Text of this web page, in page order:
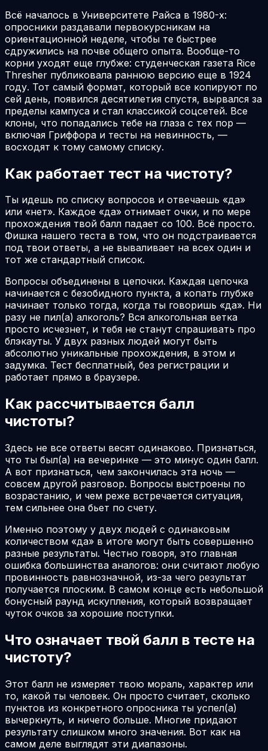
Всё началось в Университете Райса в 1980-х:
опросники раздавали первокурсникам на
ориентационной неделе, чтобы те быстрее
сдружились на почве общего опыта. Вообще-то
корни уходят еще глубже: студенческая газета Rice
Thresher публиковала раннюю версию еще в 1924
году. Тот самый формат, который все копируют по
сей день, появился десятилетия спустя, вырвался за
пределы кампуса и стал классикой соцсетей. Все
клоны, что попадались тебе на глаза с тех пор —
включая Гриффора и тесты на невинность, —
восходят к тому самому списку.
Как работает тест на чистоту?
Ты идешь по списку вопросов и отвечаешь «да»
или «нет». Каждое «да» отнимает очки, и по мере
прохождения твой балл падает со 100. Всё просто.
Фишка нашего теста в том, что он подстраивается
под твои ответы, а не вываливает на всех один и
тот же стандартный список.
Вопросы объединены в цепочки. Каждая цепочка
начинается с безобидного пункта, а копать глубже
начинает только тогда, когда ты говоришь «да». Ни
разу не пил(а) алкоголь? Вся алкогольная ветка
просто исчезнет, и тебя не станут спрашивать про
блэкауты. У двух разных людей могут быть
абсолютно уникальные прохождения, в этом и
задумка. Тест бесплатный, без регистрации и
работает прямо в браузере.
Как рассчитывается балл
чистоты?
Здесь не все ответы весят одинаково. Признаться,
что ты был(а) на вечеринке — это минус один балл.
А вот признаться, чем закончилась эта ночь —
совсем другой разговор. Вопросы выстроены по
возрастанию, и чем реже встречается ситуация,
тем сильнее она бьет по счету.
Именно поэтому у двух людей с одинаковым
количеством «да» в итоге могут быть совершенно
разные результаты. Честно говоря, это главная
ошибка большинства аналогов: они считают любую
провинность равнозначной, из-за чего результат
получается плоским. В самом конце есть небольшой
бонусный раунд искупления, который возвращает
чуток очков за хорошие поступки.
Что означает твой балл в тесте на
чистоту?
Этот балл не измеряет твою мораль, характер или
то, какой ты человек. Он просто считает, сколько
пунктов из конкретного опросника ты успел(а)
вычеркнуть, и ничего больше. Многие придают
результату слишком много значения. Вот как на
самом деле выглядят эти диапазоны.